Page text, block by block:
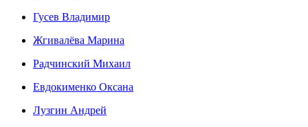
Гусев Владимир
Жгивалёва Марина
Радчинский Михаил
Евдокименко Оксана
Лузгин Андрей